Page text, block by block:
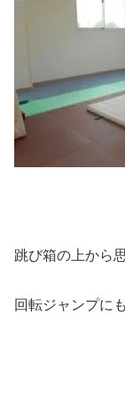
跳び箱の上から
回転ジャンプに